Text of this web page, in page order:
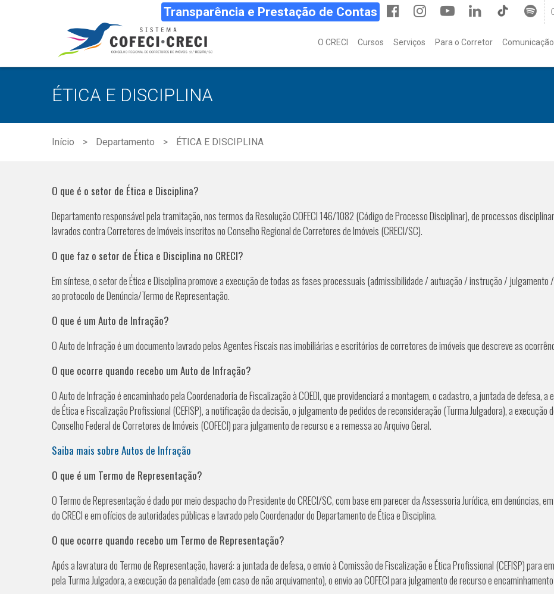
Transparência e Prestação de Contas
O CRECI Cursos Serviços Para o Corretor Comunicação
ÉTICA E DISCIPLINA
Início Departamento ÉTICA E DISCIPLINA
O que é o setor de Ética e Disciplina?
Departamento responsável pela tramitação, nos termos da Resolução COFECI 146/1082 (Código de Processo Disciplinar), de processos
lavrados contra Corretores de Imóveis inscritos no Conselho Regional de Corretores de Imóveis (CRECI/SC).
O que faz o setor de Ética e Disciplina no CRECI?
Em síntese, o setor de Ética e Disciplina promove a execução de todas as fases processuais (admissibilidade / autuação / instrução /
ao protocolo de Denúncia/Termo de Representação.
O que é um Auto de Infração?
O Auto de Infração é um documento lavrado pelos Agentes Fiscais nas imobiliárias e escritórios de corretores de imóveis que descreve as
O que ocorre quando recebo um Auto de Infração?
O Auto de Infração é encaminhado pela Coordenadoria de Fiscalização à COEDI, que providenciará a montagem, o cadastro, a juntada de defesa,
de Ética e Fiscalização Profissional (CEFISP), a notificação da decisão, o julgamento de pedidos de reconsideração (Turma Julgadora), a execução
Conselho Federal de Corretores de Imóveis (COFECI) para julgamento de recurso e a remessa ao Arquivo Geral.
Saiba mais sobre Autos de Infração
O que é um Termo de Representação?
O Termo de Representação é dado por meio despacho do Presidente do CRECI/SC, com base em parecer da Assessoria Jurídica, em denúncias,
do CRECI e em ofícios de autoridades públicas e lavrado pelo Coordenador do Departamento de Ética e Disciplina.
O que ocorre quando recebo um Termo de Representação?
Após a lavratura do Termo de Representação, haverá: a juntada de defesa, o envio à Comissão de Fiscalização e Ética Profissional (CEFISP) para
pela Turma Julgadora, a execução da penalidade (em caso de não arquivamento), o envio ao COFECI para julgamento de recurso e